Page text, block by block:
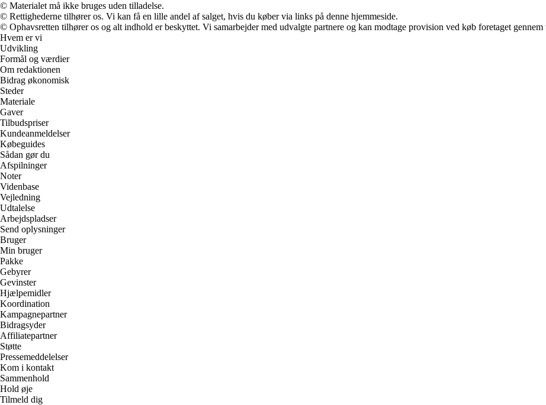
© Materialet må ikke bruges uden tilladelse.
© Rettighederne tilhører os. Vi kan få en lille andel af salget, hvis du køber via links på denne hjemmeside.
© Ophavsretten tilhører os og alt indhold er beskyttet. Vi samarbejder med udvalgte partnere og kan modtage provision ved køb foretaget
Hvem er vi
Udvikling
Formål og værdier
Om redaktionen
Bidrag økonomisk
Steder
Materiale
Gaver
Tilbudspriser
Kundeanmeldelser
Købeguides
Sådan gør du
Afspilninger
Noter
Videnbase
Vejledning
Udtalelse
Arbejdspladser
Send oplysninger
Bruger
Min bruger
Pakke
Gebyrer
Gevinster
Hjælpemidler
Koordination
Kampagnepartner
Bidragsyder
Affiliatepartner
Støtte
Pressemeddelelser
Kom i kontakt
Sammenhold
Hold øje
Tilmeld dig